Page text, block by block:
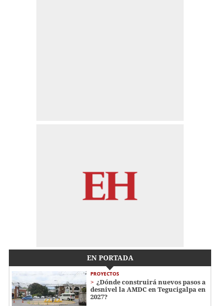
EN PORTADA
PROYECTOS
¿Dónde construirá nuevos pasos a
desnivel la AMDC en Tegucigalpa en
2027?